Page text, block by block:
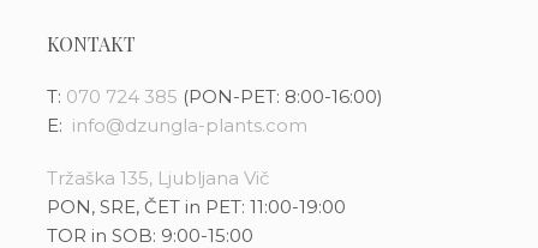
KONTAKT
T: 070 724 385 (PON-PET: 8:00-16:00)
E: info@dzungla-plants.com
Tržaška 135, Ljubljana Vič
PON, SRE, ČET in PET: 11:00-19:00
TOR in SOB: 9:00-15:00